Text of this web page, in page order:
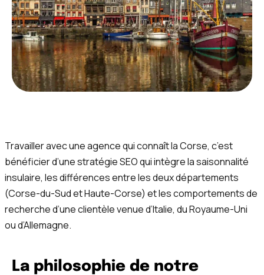
Travailler avec une agence qui connaît la Corse, c’est
bénéficier d’une stratégie SEO qui intègre la saisonnalité
insulaire, les différences entre les deux départements
(Corse-du-Sud et Haute-Corse) et les comportements de
recherche d’une clientèle venue d’Italie, du Royaume-Uni
ou d’Allemagne.
La philosophie de notre